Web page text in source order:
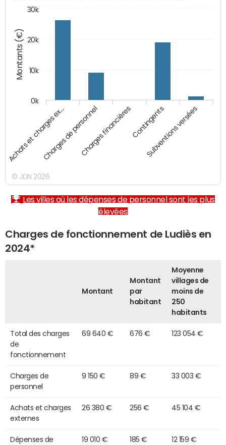
Montants (€)
Achats et charges ex…Charges de personnelCharges financièresContingents
Subventions versées
0k
10k
20k
30k
© JDN 2026
Les villes où les dépenses de personnel sont les plus
élevées
Charges de fonctionnement de Ludiès en
2024*
Montant
Montant
par
habitant
Moyenne
villages de
moins de
250
habitants
Total des charges
de
fonctionnement
69 640 € 676 € 123 054 €
Charges de
personnel
9 150 € 89 € 33 003 €
Achats et charges
externes
26 380 € 256 € 45 104 €
Dépenses de 19 010 € 185 € 12 159 €